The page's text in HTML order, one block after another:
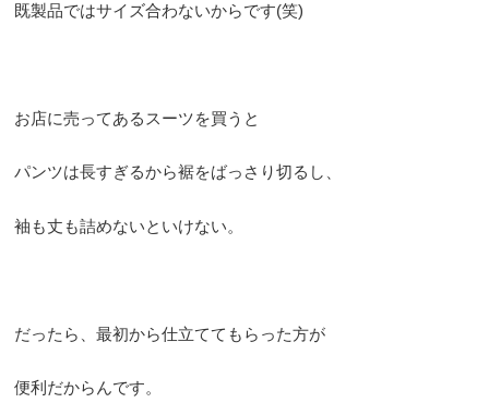
既製品ではサイズ合わないからです(笑)
お店に売ってあるスーツを買うと
パンツは長すぎるから裾をばっさり切るし、
袖も丈も詰めないといけない。
だったら、最初から仕立ててもらった方が
便利だからんです。